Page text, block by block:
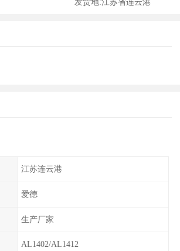
江苏连云港
爱德
生产厂家
AL1402/AL1412